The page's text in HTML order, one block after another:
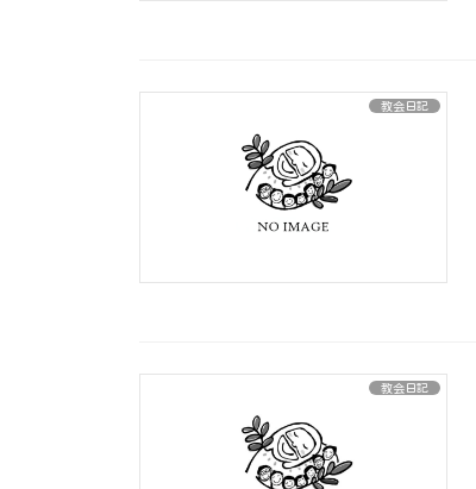
教会日記
教会日記